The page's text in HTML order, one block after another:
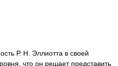
Р. Н. Эллиотта в своей
что он решает представить